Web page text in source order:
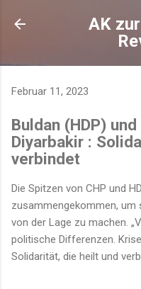
Direkt
AK
Februar 11, 2023
Buldan (HDP)
Diyarbakir :
verbindet
Die Spitzen von CHP und
zusammengekommen, um
von der Lage zu machen.
politische Differenzen.
Solidarität, die heilt und